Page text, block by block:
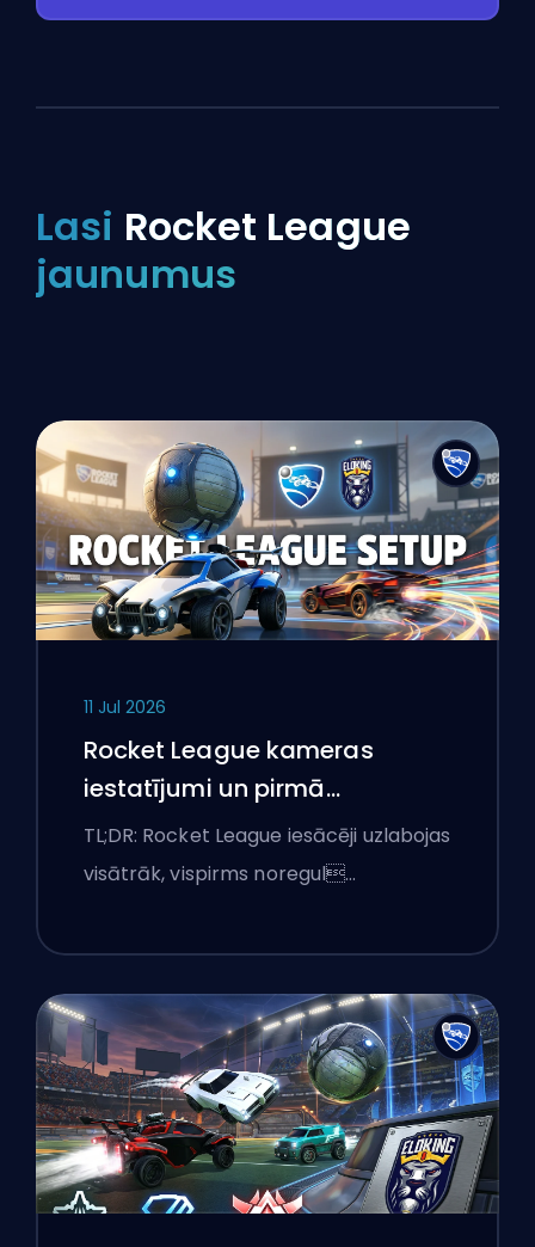
Lasi Rocket League
jaunumus
11 Jul 2026
Rocket League kameras
iestatījumi un pirmā
apmācību rutīna
TL;DR: Rocket League iesācēji uzlabojas
visātrāk, vispirms noregul…